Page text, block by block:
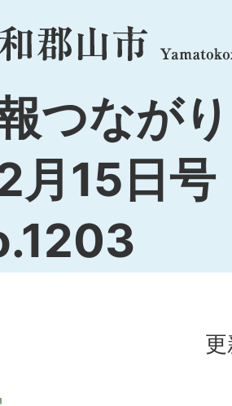
menu
つなが
月15日号